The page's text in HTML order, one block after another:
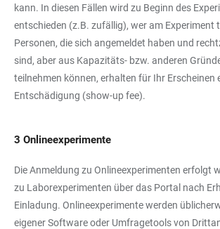
kann. In diesen Fällen wird zu Beginn des
entschieden (z.B. zufällig), wer am Experiment
Personen, die sich angemeldet haben und
sind, aber aus Kapazitäts- bzw. anderen
teilnehmen können, erhalten für Ihr Erscheinen
Entschädigung (show-up fee).
3 Onlineexperimente
Die Anmeldung zu Onlineexperimenten erfolgt
zu Laborexperimenten über das Portal nach
Einladung. Onlineexperimente werden
eigener Software oder Umfragetools von